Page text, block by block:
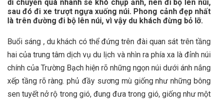
di chuyển quá nhanh sẽ khó chụp ảnh, nên đi bộ lên núi,
sau đó đi xe trượt ngựa xuống núi. Phong cảnh đẹp nhất
là trên đường đi bộ lên núi, vì vậy du khách đừng bỏ lỡ.
Buổi sáng , du khách có thể đứng trên đài quan sát trên tầng
hai của trung tâm dịch vụ du lịch và nhìn ra phía xa là đỉnh núi
chính của Trường Bạch hiện rõ những ngọn núi dưới ánh nắng
xếp tầng rõ ràng. phủ đầy sương mù giống như những bông
sen tuyết nở rộ trong gió, đung đưa trong gió, giống như một